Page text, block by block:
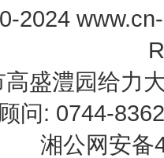
2024
盛澧园给力
问: 0744-
湘公网安备